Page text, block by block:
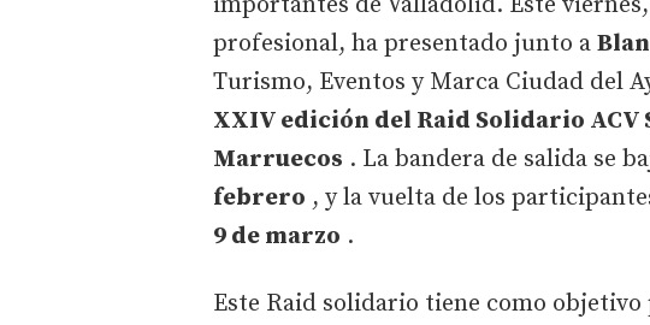
profesional, ha presentado junto a
Turismo, Eventos y Marca Ciudad del
XXIV edición del Raid Solidario
Marruecos . La bandera de salida se
febrero , y la vuelta de los
9 de marzo .
Este Raid solidario tiene como